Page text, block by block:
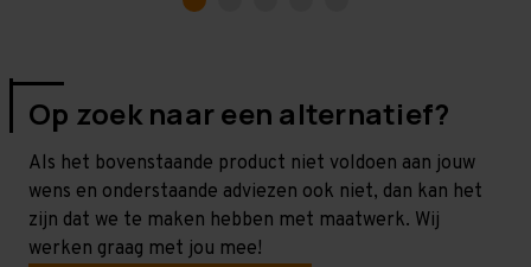
Op zoek naar een alternatief?
Als het bovenstaande product niet voldoen aan jouw
wens en onderstaande adviezen ook niet, dan kan het
zijn dat we te maken hebben met maatwerk. Wij
werken graag met jou mee!